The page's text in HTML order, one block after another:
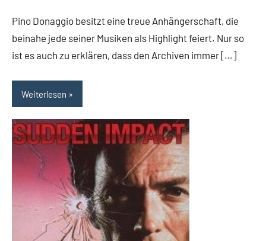
Pino Donaggio besitzt eine treue Anhängerschaft, die
beinahe jede seiner Musiken als Highlight feiert. Nur so
ist es auch zu erklären, dass den Archiven immer […]
Weiterlesen